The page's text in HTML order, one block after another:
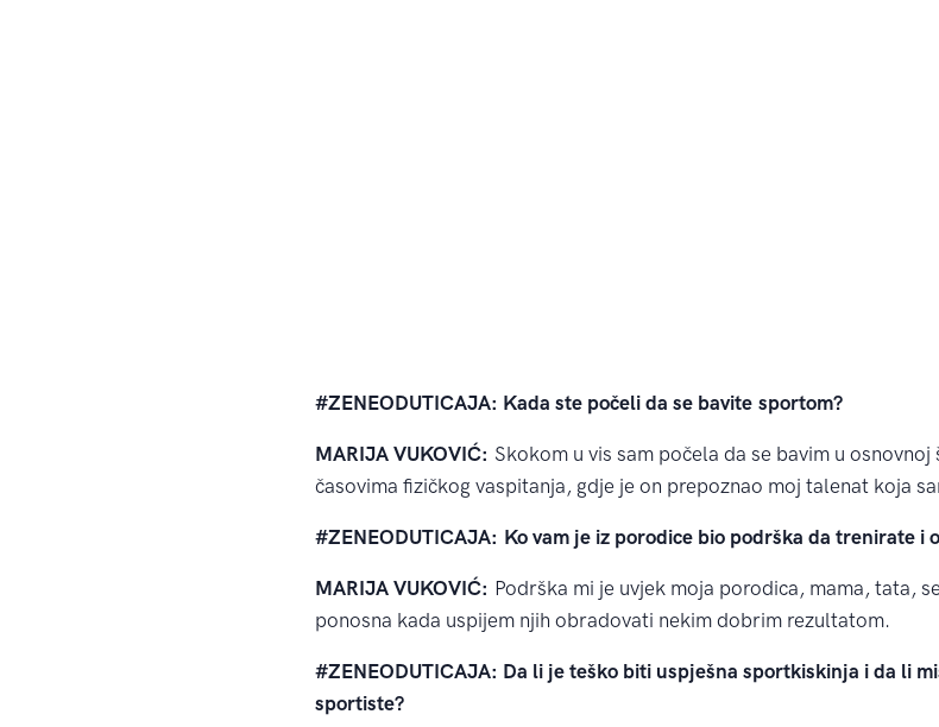
#ZENEODUTICAJA: Kada ste počeli da se bavitesportom?
MARIJA VUKOVIĆ: Skokom u vis sam počela da se bavim u
časovima fizičkog vaspitanja, gdje je on prepoznao moj talenat koja
#ZENEODUTICAJA: Ko vam je iz porodice bio podrška da trenirate i
MARIJA VUKOVIĆ: Podrška mi je uvjek moja porodica, mama, tata,
ponosna kada uspijem njih obradovati nekim dobrim rezultatom.
#ZENEODUTICAJA: Da li je teško biti uspješna sportkiskinja i da li
sportiste?